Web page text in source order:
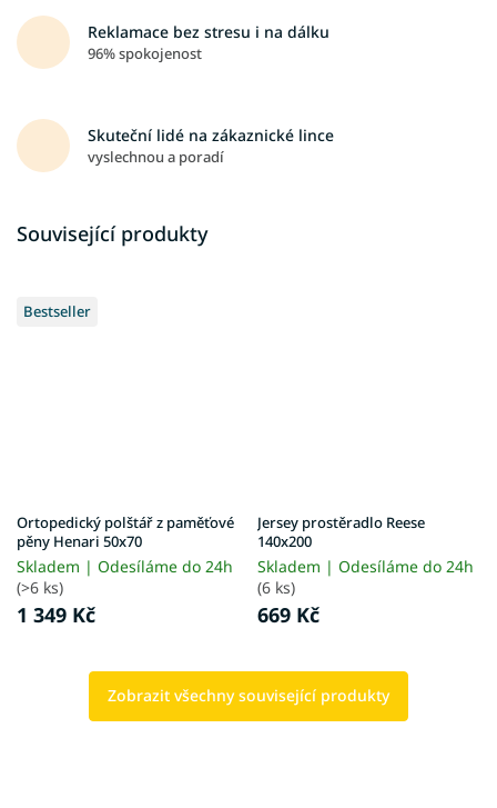
Reklamace bez stresu i na dálku
96% spokojenost
Skuteční lidé na zákaznické lince
vyslechnou a poradí
Související produkty
Bestseller
Ortopedický polštář z paměťové
pěny Henari 50x70
Skladem | Odesíláme do 24h
(>6 ks)
1 349 Kč
Jersey prostěradlo Reese
140x200
Skladem | Odesíláme do 24h
(6 ks)
669 Kč
Zobrazit všechny související produkty